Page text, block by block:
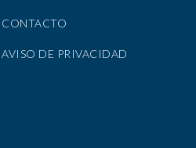
CONTACTO
AVISO DE PRIVACIDAD